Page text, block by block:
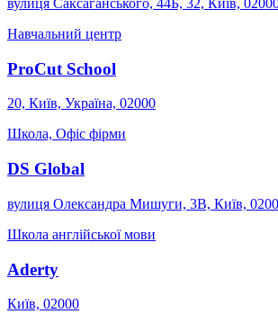
вулиця Саксаганського, 44Б, 32, Київ,
Навчальний центр
ProCut School
20, Київ, Україна, 02000
Школа, Офіс фірми
DS Global
вулиця Олександра Мишуги, 3В, Київ,
Школа англійської мови
Aderty
Київ, 02000